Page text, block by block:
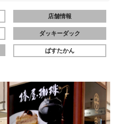
店舗情報
ダッキーダック
ぱすたかん